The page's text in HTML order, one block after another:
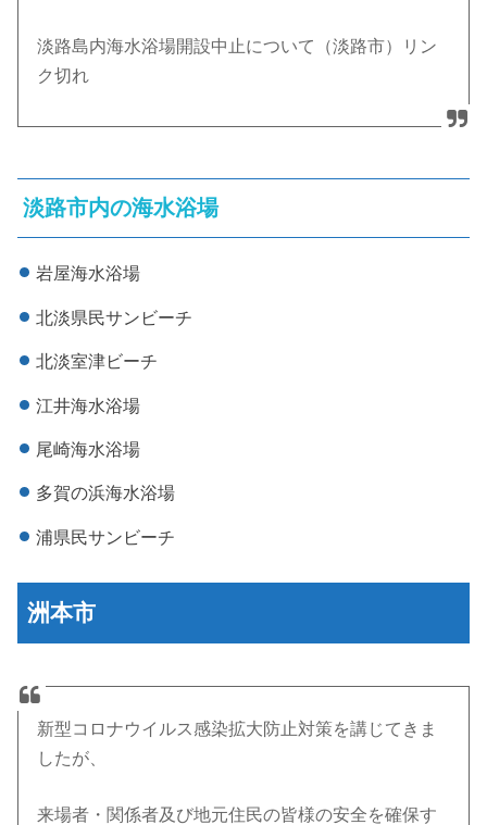
淡路島内海水浴場開設中止について（淡路市）リン
ク切れ
淡路市内の海水浴場
岩屋海水浴場
北淡県民サンビーチ
北淡室津ビーチ
江井海水浴場
尾崎海水浴場
多賀の浜海水浴場
浦県民サンビーチ
洲本市
新型コロナウイルス感染拡大防止対策を講じてきま
したが、
来場者・関係者及び地元住民の皆様の安全を確保す